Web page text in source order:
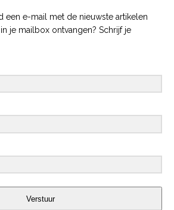
een e-mail met de nieuwste artikelen
je mailbox ontvangen? Schrijf je
Verstuur